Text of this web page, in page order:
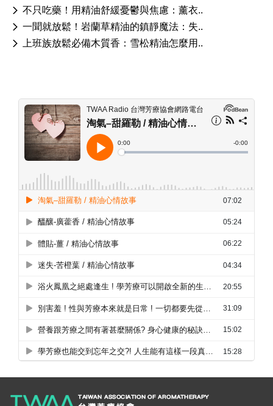
不只吃藥！用精油舒緩憂鬱與焦慮：薰衣..
一聞就放鬆！岩蘭草精油的鎮靜魔法：失..
上班族放鬆必備木質香：雪松精油怎麼用..